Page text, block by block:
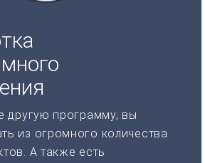
другую программу, вы
из огромного количества
А также есть